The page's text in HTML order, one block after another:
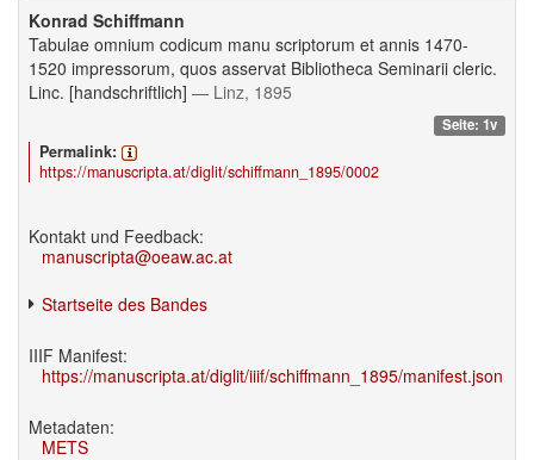
Konrad Schiffmann
Tabulae omnium codicum manu scriptorum et annis 1470-
1520 impressorum, quos asservat Bibliotheca Seminarii cleric.
Linc. [handschriftlich] — Linz, 1895
Seite: 1v
Permalink:
https://manuscripta.at/diglit/schiffmann_1895/0002
Kontakt und Feedback:
manuscripta@oeaw.ac.at
Startseite des Bandes
IIIF Manifest:
https://manuscripta.at/diglit/iiif/schiffmann_1895/manifest.json
Metadaten:
METS